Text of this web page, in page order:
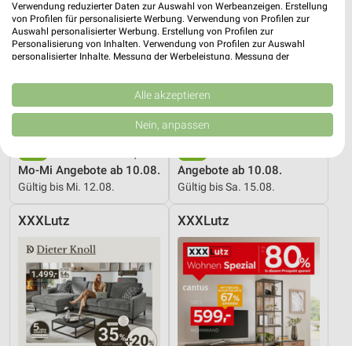
Mo-Mi Angebote ab 10.08.
Gültig bis Mi. 12.08.
Angebote ab 10.08.
Gültig bis Sa. 15.08.
XXXLutz XXXLutz
Verwendung reduzierter Daten zur Auswahl von Werbeanzeigen. Erstellung
von Profilen für personalisierte Werbung. Verwendung von Profilen zur
Auswahl personalisierter Werbung. Erstellung von Profilen zur
Personalisierung von Inhalten. Verwendung von Profilen zur Auswahl
personalisierter Inhalte. Messung der Werbeleistung. Messung der
Kombinationen von Daten aus verschiedenen Quellen. Entwicklung und
Verbesserung der Angebote. Verwendung reduzierter Daten zur Auswahl
von Inhalten.
Daten können außerhalb der Europäischen Union weitergegeben und in die
USA gesendet werden.
Website/App.
Partnerliste anzeigen (1 IAB-Anbieter)
IAB-Verarbeitungszwecke:
Speichern von oder Zugriff auf Informationen
auf einem Endgerät
Verwendung reduzierter Daten zur Auswahl von
Werbeanzeigen
Erstellung von Profilen für personalisierte
Alle akzeptieren
Nein, anpassen